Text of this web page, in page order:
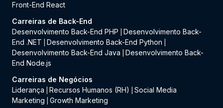
Front-End React
Carreiras de Back-End
Desenvolvimento Back-End PHP
Desenvolvimento Back-
End .NET
Desenvolvimento Back-End Python
Desenvolvimento Back-End Java
Desenvolvimento Back-
End Node.js
Carreiras de Negócios
Liderança
Recursos Humanos (RH)
Social Media
Marketing
Growth Marketing